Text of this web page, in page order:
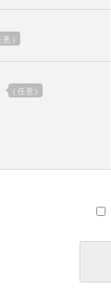
）
（任意）